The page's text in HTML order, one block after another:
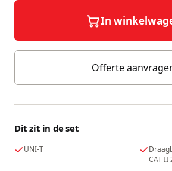
In
Offerte
Dit zit in de set
UNI-T
CAT II